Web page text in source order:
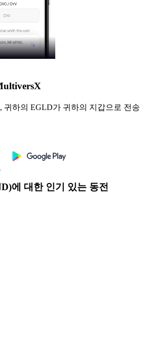
귀하의 EGLD가 귀하의 지갑으로 전송
에 대한 인기 있는 동전